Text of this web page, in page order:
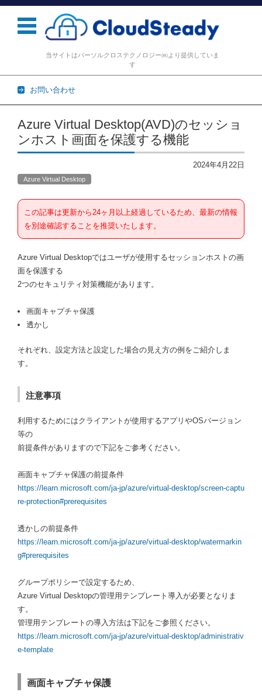
当サイトはパーソルクロステクノロジー㈱より提供していま
す
お問い合わせ
コンテンツに移動
Azure Virtual Desktop(AVD)のセッショ
ンホスト画面を保護する機能
2024年4月22日
Azure Virtual Desktop
この記事は更新から24ヶ月以上経過しているため、最新の情報
を別途確認することを推奨いたします。
Azure Virtual Desktopではユーザが使用するセッションホストの画
面を保護する
2つのセキュリティ対策機能があります。
画面キャプチャ保護
透かし
それぞれ、設定方法と設定した場合の見え方の例をご紹介しま
す。
注意事項
利用するためにはクライアントが使用するアプリやOSバージョン
等の
前提条件がありますので下記をご参考ください。
画面キャプチャ保護の前提条件
https://learn.microsoft.com/ja-jp/azure/virtual-desktop/screen-captu
re-protection#prerequisites
透かしの前提条件
https://learn.microsoft.com/ja-jp/azure/virtual-desktop/watermarkin
g#prerequisites
グループポリシーで設定するため、
Azure Virtual Desktopの管理用テンプレート導入が必要となりま
す。
管理用テンプレートの導入方法は下記をご参照ください。
https://learn.microsoft.com/ja-jp/azure/virtual-desktop/administrativ
e-template
画面キャプチャ保護